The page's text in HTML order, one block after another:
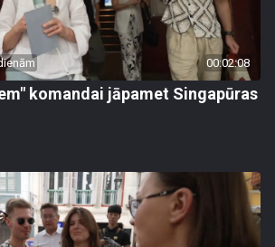
00:02:08
komandai jāpamet Singapūras